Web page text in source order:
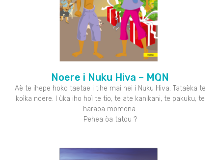
Noere i Nuku Hiva – MQN
Aè te ihepe hoko taetae i tihe mai nei i Nuku Hiva. Tataèka te
koìka noere. I ùka iho hoì te tio, te ate kanikani, te pakuku, te
haraoa momona.
Pehea òa tatou ?